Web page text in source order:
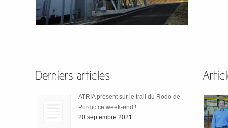
ATRIA présent sur le trail du Rodo de
Pordic ce week-end !
20 septembre 2021